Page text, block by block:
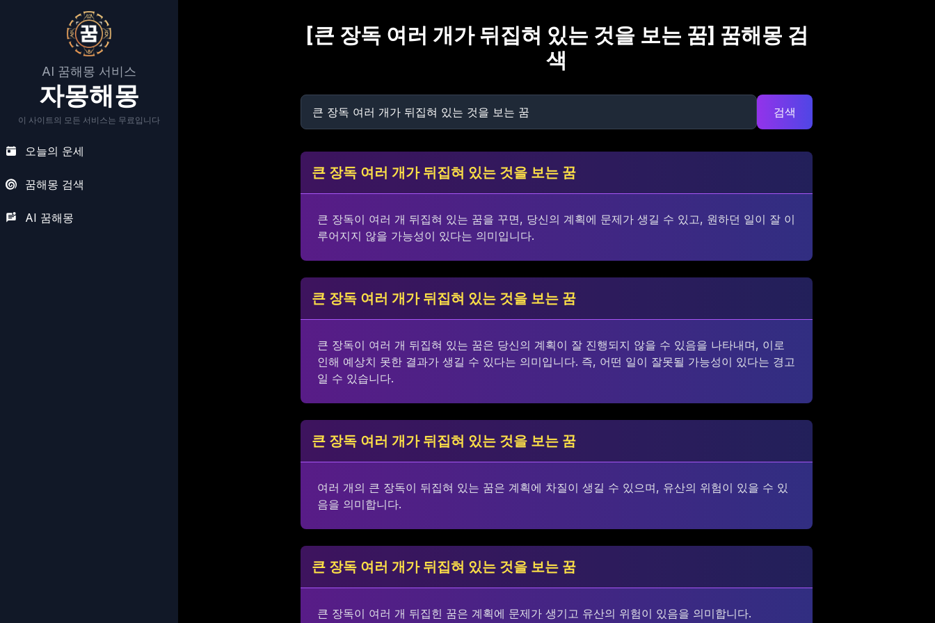
AI 꿈해몽 서비스
자몽해몽
이 사이트의 모든 서비스는 무료입니다
오늘의 운세
꿈해몽 검색
AI 꿈해몽
[큰 장독 여러 개가 뒤집혀 있는 것을 보는 꿈] 꿈해몽 검
색
검색
큰 장독 여러 개가 뒤집혀 있는 것을 보는 꿈
큰 장독이 여러 개 뒤집혀 있는 꿈을 꾸면, 당신의 계획에 문제가 생길 수 있고, 원하던 일이 잘 이
루어지지 않을 가능성이 있다는 의미입니다.
큰 장독 여러 개가 뒤집혀 있는 것을 보는 꿈
큰 장독이 여러 개 뒤집혀 있는 꿈은 당신의 계획이 잘 진행되지 않을 수 있음을 나타내며, 이로
인해 예상치 못한 결과가 생길 수 있다는 의미입니다. 즉, 어떤 일이 잘못될 가능성이 있다는 경고
일 수 있습니다.
큰 장독 여러 개가 뒤집혀 있는 것을 보는 꿈
여러 개의 큰 장독이 뒤집혀 있는 꿈은 계획에 차질이 생길 수 있으며, 유산의 위험이 있을 수 있
음을 의미합니다.
큰 장독 여러 개가 뒤집혀 있는 것을 보는 꿈
큰 장독이 여러 개 뒤집힌 꿈은 계획에 문제가 생기고 유산의 위험이 있음을 의미합니다.